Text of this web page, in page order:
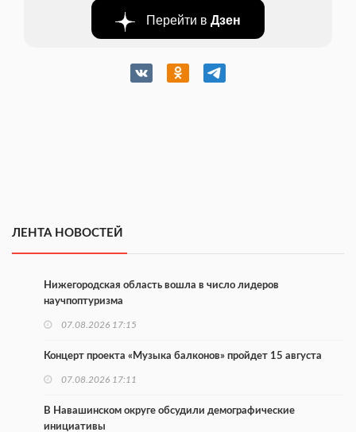
Перейти в Дзен
ЛЕНТА НОВОСТЕЙ
Нижегородская область вошла в число лидеров
научпоптуризма
07.08.2026 17:15
Концерт проекта «Музыка балконов» пройдет 15 августа
07.08.2026 17:11
В Навашинском округе обсудили демографические
инициативы